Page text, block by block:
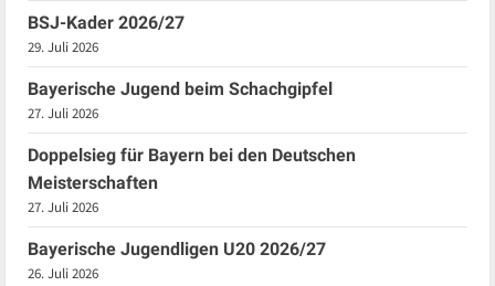
BSJ-Kader 2026/27
29. Juli 2026
Bayerische Jugend beim Schachgipfel
27. Juli 2026
Doppelsieg für Bayern bei den Deutschen
Meisterschaften
27. Juli 2026
Bayerische Jugendligen U20 2026/27
26. Juli 2026